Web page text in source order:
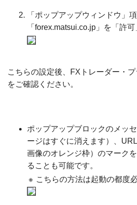
「ポップアップウィンドウ」項
「forex.matsui.co.jp」を「許可
こちらの設定後、FXトレーダー・
をご確認ください。
ポップアップブロックのメッ
ージはすぐに消えます）、
画像のオレンジ枠）のマーク
ることも可能です。
※ こちらの方法は起動の都度必